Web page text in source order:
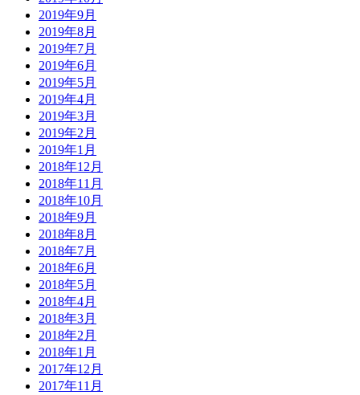
2019年9月
2019年8月
2019年7月
2019年6月
2019年5月
2019年4月
2019年3月
2019年2月
2019年1月
2018年12月
2018年11月
2018年10月
2018年9月
2018年8月
2018年7月
2018年6月
2018年5月
2018年4月
2018年3月
2018年2月
2018年1月
2017年12月
2017年11月